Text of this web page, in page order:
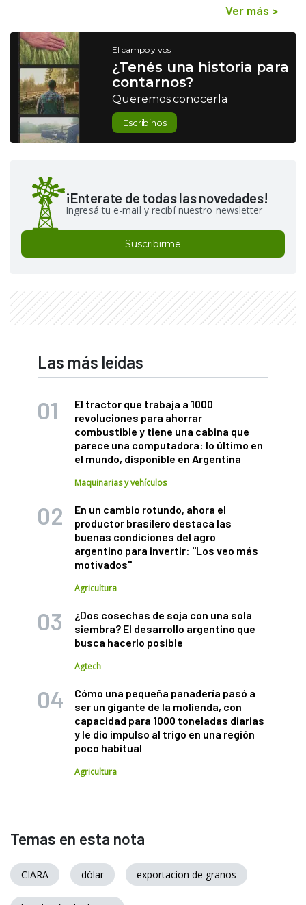
Ver más >
El campo y vos
¿Tenés una historia para
contarnos?
Queremos conocerla
Escribinos
¡Enterate de todas las novedades!
Ingresá tu e-mail y recibí nuestro newsletter
Suscribirme
Las más leídas
El tractor que trabaja a 1000
revoluciones para ahorrar
combustible y tiene una cabina que
parece una computadora: lo último en
el mundo, disponible en Argentina
Maquinarias y vehículos
En un cambio rotundo, ahora el
productor brasilero destaca las
buenas condiciones del agro
argentino para invertir: "Los veo más
motivados"
Agricultura
¿Dos cosechas de soja con una sola
siembra? El desarrollo argentino que
busca hacerlo posible
Agtech
Cómo una pequeña panadería pasó a
ser un gigante de la molienda, con
capacidad para 1000 toneladas diarias
y le dio impulso al trigo en una región
poco habitual
Agricultura
Temas en esta nota
CIARA dólar exportacion de granos